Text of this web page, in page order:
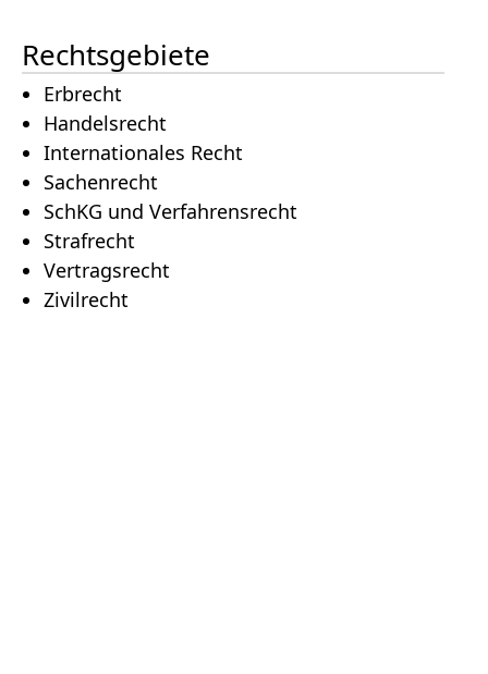
Rechtsgebiete
Erbrecht
Handelsrecht
Internationales Recht
Sachenrecht
SchKG und Verfahrensrecht
Strafrecht
Vertragsrecht
Zivilrecht